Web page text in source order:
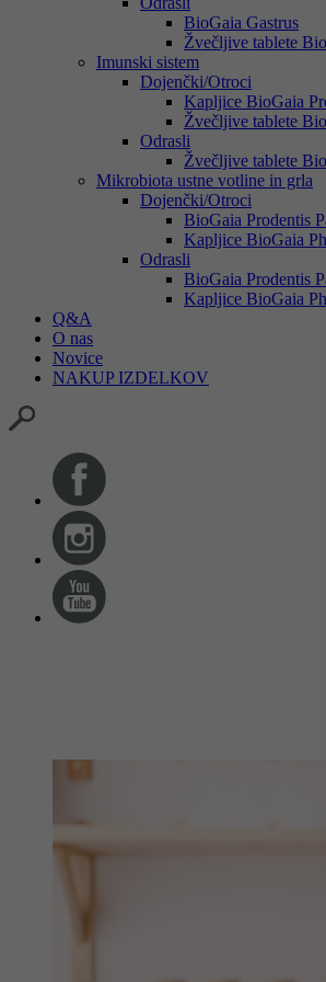
BioGaia Gastrus
Žvečljive tablete
Imunski sistem
Dojenčki/Otroci
Kapljice BioGaia
Žvečljive tablete
Odrasli
Žvečljive tablete
Mikrobiota ustne votline in grla
Dojenčki/Otroci
BioGaia Prodentis
Kapljice BioGaia
Odrasli
BioGaia Prodentis
Kapljice BioGaia
Q&A
O nas
Novice
NAKUP IZDELKOV